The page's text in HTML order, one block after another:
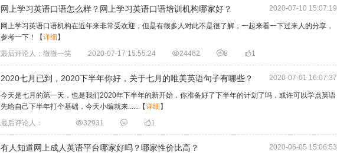
网上学习英语口语怎么样？网上学习英语口语培训机构哪家好？ 2020-07-10 15:07:19
网上学习英语口语机构在近年来非常受欢迎，但是有很多人对此不是很了解，一起来看一下过来人的分享，
参考一下！
【详细 】
最后评论人：微微一笑
2020-07-17 15:55:24 24462 8 1
2020七月已到，2020下半年你好，关于七月的唯美英语句子有哪些？ 2020-07-01 16:07:37
今天是七月的第一天，也是我们2020年下半年的新开始，你准备好了下半年的计划了吗，或许可以学点英语
先给自己下半年打个基础，今天小编就来...... 【详细 】
最后评论人：
32931  1
有人知道网上成人英语平台哪家好吗？哪家性价比高？ 2020-06-05 15:06:53